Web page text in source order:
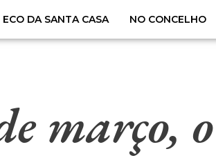
ECO DA SANTA CASA NO CONCELHO
março,